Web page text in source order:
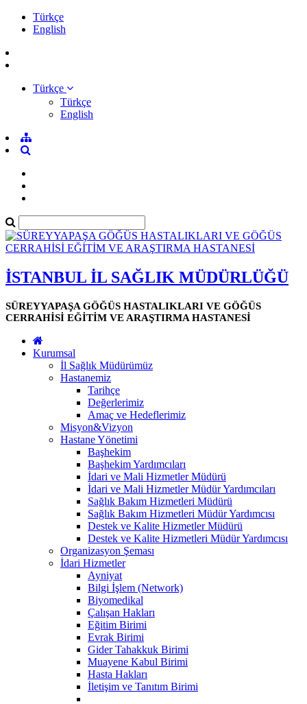
Türkçe
English
Türkçe
Türkçe
English
İSTANBUL İL SAĞLIK MÜDÜRLÜĞÜ
SÜREYYAPAŞA GÖĞÜS HASTALIKLARI VE GÖĞÜS
CERRAHİSİ EĞİTİM VE ARAŞTIRMA HASTANESİ
Kurumsal
İl Sağlık Müdürümüz
Hastanemiz
Tarihçe
Değerlerimiz
Amaç ve Hedeflerimiz
Misyon&Vizyon
Hastane Yönetimi
Başhekim
Başhekim Yardımcıları
İdari ve Mali Hizmetler Müdürü
İdari ve Mali Hizmetler Müdür Yardımcıları
Sağlık Bakım Hizmetleri Müdürü
Sağlık Bakım Hizmetleri Müdür Yardımcısı
Destek ve Kalite Hizmetler Müdürü
Destek ve Kalite Hizmetleri Müdür Yardımcısı
Organizasyon Şeması
İdari Hizmetler
Ayniyat
Bilgi İşlem (Network)
Biyomedikal
Çalışan Hakları
Eğitim Birimi
Evrak Birimi
Gider Tahakkuk Birimi
Muayene Kabul Birimi
Hasta Hakları
İletişim ve Tanıtım Birimi